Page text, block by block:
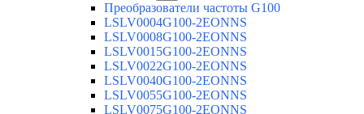
Преобразователи частоты G100
LSLV0004G100-2EONNS
LSLV0008G100-2EONNS
LSLV0015G100-2EONNS
LSLV0022G100-2EONNS
LSLV0040G100-2EONNS
LSLV0055G100-2EONNS
LSLV0075G100-2EONNS